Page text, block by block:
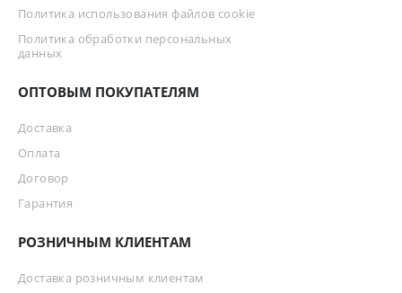
Политика использования файлов cookie
Политика обработки персональных
данных
ОПТОВЫМ ПОКУПАТЕЛЯМ
Доставка
Оплата
Договор
Гарантия
РОЗНИЧНЫМ КЛИЕНТАМ
Доставка розничным клиентам